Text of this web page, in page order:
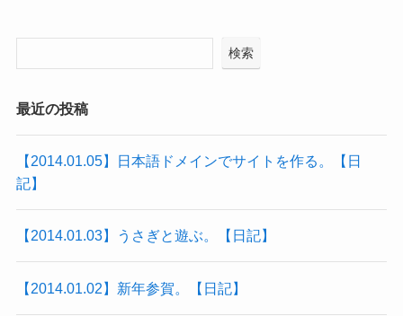
検索
最近の投稿
【2014.01.05】日本語ドメインでサイトを作る。【日
記】
【2014.01.03】うさぎと遊ぶ。【日記】
【2014.01.02】新年参賀。【日記】